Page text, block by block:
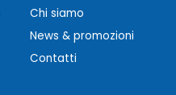
Chi siamo
News & promozioni
Contatti